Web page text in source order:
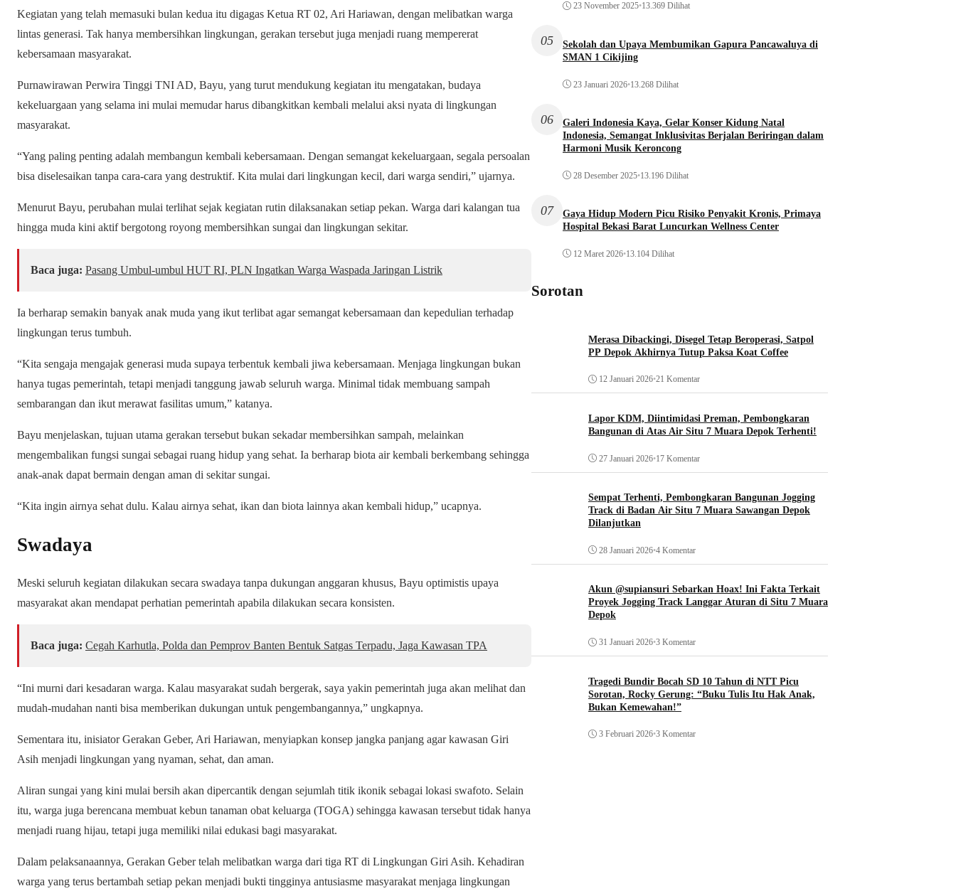
Kegiatan yang telah memasuki bulan kedua itu digagas Ketua RT 02, Ari Hariawan, dengan melibatkan warga
lintas generasi. Tak hanya membersihkan lingkungan, gerakan tersebut juga menjadi ruang mempererat
kebersamaan masyarakat.
Purnawirawan Perwira Tinggi TNI AD, Bayu, yang turut mendukung kegiatan itu mengatakan, budaya
kekeluargaan yang selama ini mulai memudar harus dibangkitkan kembali melalui aksi nyata di lingkungan
masyarakat.
“Yang paling penting adalah membangun kembali kebersamaan. Dengan semangat kekeluargaan, segala persoalan
bisa diselesaikan tanpa cara-cara yang destruktif. Kita mulai dari lingkungan kecil, dari warga sendiri,” ujarnya.
Menurut Bayu, perubahan mulai terlihat sejak kegiatan rutin dilaksanakan setiap pekan. Warga dari kalangan tua
hingga muda kini aktif bergotong royong membersihkan sungai dan lingkungan sekitar.
Baca juga: Pasang Umbul-umbul HUT RI, PLN Ingatkan Warga Waspada Jaringan Listrik
Ia berharap semakin banyak anak muda yang ikut terlibat agar semangat kebersamaan dan kepedulian terhadap
lingkungan terus tumbuh.
“Kita sengaja mengajak generasi muda supaya terbentuk kembali jiwa kebersamaan. Menjaga lingkungan bukan
hanya tugas pemerintah, tetapi menjadi tanggung jawab seluruh warga. Minimal tidak membuang sampah
sembarangan dan ikut merawat fasilitas umum,” katanya.
Bayu menjelaskan, tujuan utama gerakan tersebut bukan sekadar membersihkan sampah, melainkan
mengembalikan fungsi sungai sebagai ruang hidup yang sehat. Ia berharap biota air kembali berkembang sehingga
anak-anak dapat bermain dengan aman di sekitar sungai.
“Kita ingin airnya sehat dulu. Kalau airnya sehat, ikan dan biota lainnya akan kembali hidup,” ucapnya.
Swadaya
Meski seluruh kegiatan dilakukan secara swadaya tanpa dukungan anggaran khusus, Bayu optimistis upaya
masyarakat akan mendapat perhatian pemerintah apabila dilakukan secara konsisten.
Baca juga: Cegah Karhutla, Polda dan Pemprov Banten Bentuk Satgas Terpadu, Jaga Kawasan TPA
“Ini murni dari kesadaran warga. Kalau masyarakat sudah bergerak, saya yakin pemerintah juga akan melihat dan
mudah-mudahan nanti bisa memberikan dukungan untuk pengembangannya,” ungkapnya.
Sementara itu, inisiator Gerakan Geber, Ari Hariawan, menyiapkan konsep jangka panjang agar kawasan Giri
Asih menjadi lingkungan yang nyaman, sehat, dan aman.
Aliran sungai yang kini mulai bersih akan dipercantik dengan sejumlah titik ikonik sebagai lokasi swafoto. Selain
itu, warga juga berencana membuat kebun tanaman obat keluarga (TOGA) sehingga kawasan tersebut tidak hanya
menjadi ruang hijau, tetapi juga memiliki nilai edukasi bagi masyarakat.
Dalam pelaksanaannya, Gerakan Geber telah melibatkan warga dari tiga RT di Lingkungan Giri Asih. Kehadiran
warga yang terus bertambah setiap pekan menjadi bukti tingginya antusiasme masyarakat menjaga lingkungan
23 November 2025•13.369 Dilihat
05
Sekolah dan Upaya Membumikan Gapura Pancawaluya di
SMAN 1 Cikijing
23 Januari 2026•13.268 Dilihat
06
Galeri Indonesia Kaya, Gelar Konser Kidung Natal
Indonesia, Semangat Inklusivitas Berjalan Beriringan dalam
Harmoni Musik Keroncong
28 Desember 2025•13.196 Dilihat
07
Gaya Hidup Modern Picu Risiko Penyakit Kronis, Primaya
Hospital Bekasi Barat Luncurkan Wellness Center
12 Maret 2026•13.104 Dilihat
Sorotan
Merasa Dibackingi, Disegel Tetap Beroperasi, Satpol
PP Depok Akhirnya Tutup Paksa Koat Coffee
12 Januari 2026•21 Komentar
Lapor KDM, Diintimidasi Preman, Pembongkaran
Bangunan di Atas Air Situ 7 Muara Depok Terhenti!
27 Januari 2026•17 Komentar
Sempat Terhenti, Pembongkaran Bangunan Jogging
Track di Badan Air Situ 7 Muara Sawangan Depok
Dilanjutkan
28 Januari 2026•4 Komentar
Akun @supiansuri Sebarkan Hoax! Ini Fakta Terkait
Proyek Jogging Track Langgar Aturan di Situ 7 Muara
Depok
31 Januari 2026•3 Komentar
Tragedi Bundir Bocah SD 10 Tahun di NTT Picu
Sorotan, Rocky Gerung: “Buku Tulis Itu Hak Anak,
Bukan Kemewahan!”
3 Februari 2026•3 Komentar